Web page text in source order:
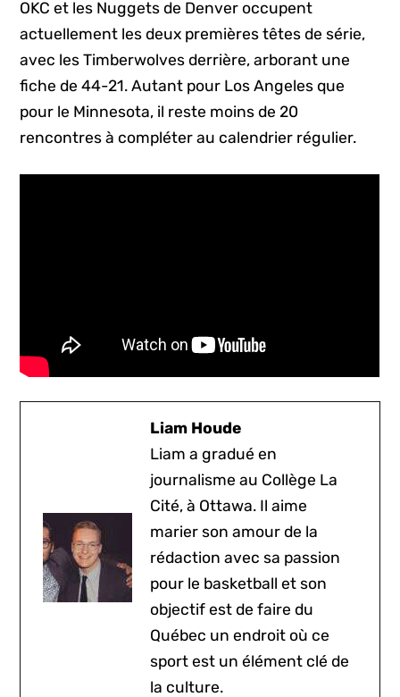
OKC et les Nuggets de Denver occupent
actuellement les deux premières têtes de série,
avec les Timberwolves derrière, arborant une
fiche de 44-21. Autant pour Los Angeles que
pour le Minnesota, il reste moins de 20
rencontres à compléter au calendrier régulier.
Liam Houde
Liam a gradué en
journalisme au Collège La
Cité, à Ottawa. Il aime
marier son amour de la
rédaction avec sa passion
pour le basketball et son
objectif est de faire du
Québec un endroit où ce
sport est un élément clé de
la culture.